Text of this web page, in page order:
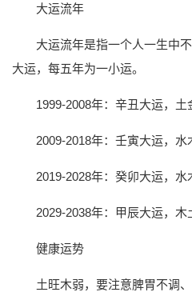
大运流年
大运流年是指一个人一生中
大运，每五年为一小运。
1999-2008年：辛丑大运，土
2009-2018年：壬寅大运，水
2019-2028年：癸卯大运，水
2029-2038年：甲辰大运，木
健康运势
土旺木弱，要注意脾胃不调